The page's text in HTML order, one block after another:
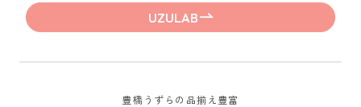
UZULAB
豊橋うずらの品揃え豊富